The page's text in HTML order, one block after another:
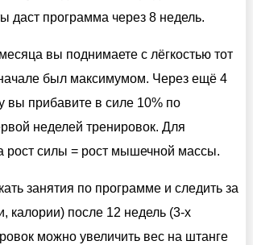
даст программа через 8 недель.
вы поднимаете с лёгкостью тот
был максимумом. Через ещё 4
вы прибавите в силе 10% по
неделей тренировок. Для
рост силы = рост мышечной массы.
занятия по программе и следить за
калории) после 12 недель (3-х
можно увеличить вес на штанге